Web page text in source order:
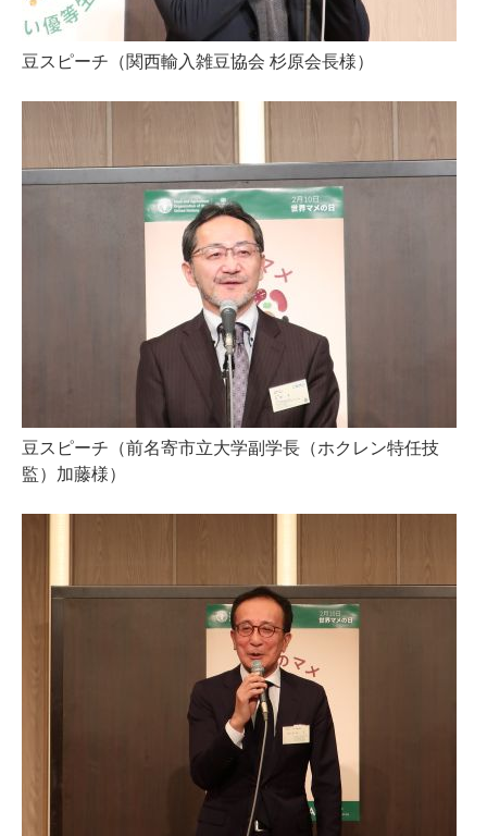
豆スピーチ（関西輸入雑豆協会 杉原会長様）
豆スピーチ（前名寄市立大学副学長（ホクレン特任技
監）加藤様）